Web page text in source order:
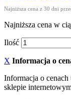
Najniższa cena z 30 dni
Najniższa cena w
Ilość
X Informacja o
Informacja o
sklepie